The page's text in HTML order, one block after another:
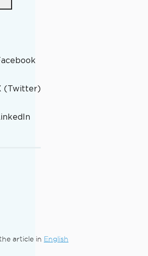
(Twitter)
article in English